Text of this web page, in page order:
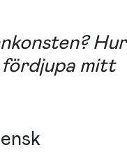
Hur
mitt